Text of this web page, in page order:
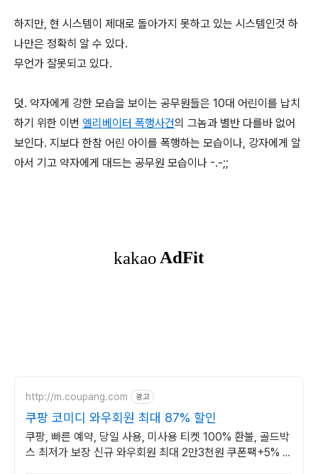
하지만, 현 시스템이 제대로 돌아가지 못하고 있는 시스템인것 하
나만은 정확히 알 수 있다.
무언가 잘못되고 있다.
덧. 약자에게 강한 모습을 보이는 공무원들은 10대 어린이를 납치
하기 위한 이번 엘리베이터 폭행사건의 그놈과 별반 다를바 없어
보인다. 지보다 한참 어린 아이를 폭행하는 모습이나, 강자에게 알
아서 기고 약자에게 대드는 공무원 모습이나 -.-;;
http://m.coupang.com 광고
쿠팡 코미디 와우회원 최대 87% 할인
쿠팡, 빠른 예약, 당일 사용, 미사용 티켓 100% 환불, 골드박
스 최저가 보장 신규 와우회원 최대 2만3천원 쿠폰팩+5% 추